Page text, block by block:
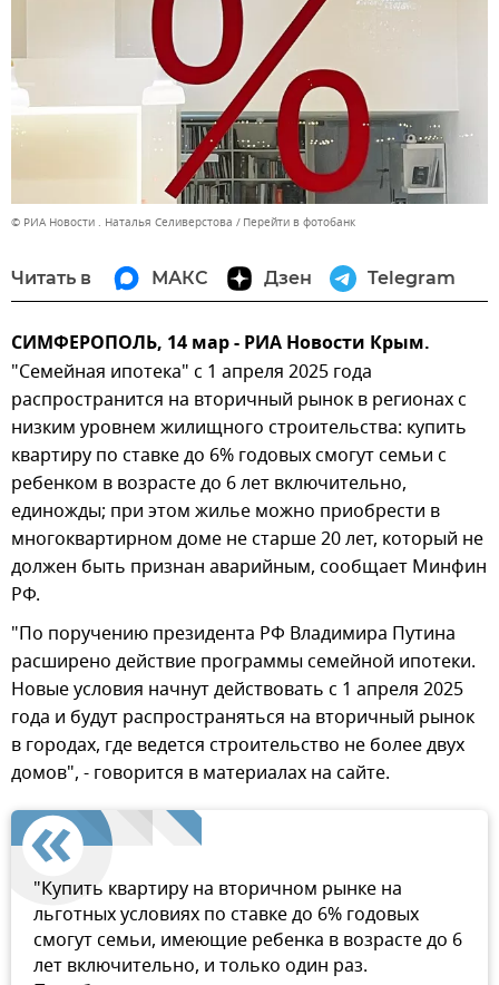
© РИА Новости . Наталья Селиверстова Перейти в фотобанк
Читать в МАКС Дзен Telegram
СИМФЕРОПОЛЬ, 14 мар - РИА Новости Крым.
"Семейная ипотека" с 1 апреля 2025 года
распространится на вторичный рынок в регионах с
низким уровнем жилищного строительства: купить
квартиру по ставке до 6% годовых смогут семьи с
ребенком в возрасте до 6 лет включительно,
единожды; при этом жилье можно приобрести в
многоквартирном доме не старше 20 лет, который не
должен быть признан аварийным, сообщает Минфин
РФ.
"По поручению президента РФ Владимира Путина
расширено действие программы семейной ипотеки.
Новые условия начнут действовать с 1 апреля 2025
года и будут распространяться на вторичный рынок
в городах, где ведется строительство не более двух
домов", - говорится в материалах на сайте.
"Купить квартиру на вторичном рынке на
льготных условиях по ставке до 6% годовых
смогут семьи, имеющие ребенка в возрасте до 6
лет включительно, и только один раз.